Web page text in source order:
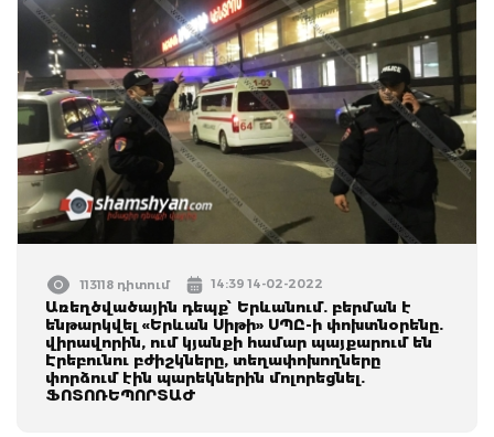
113118 դիտում 14:39 14-02-2022
Առեղծվածային դեպք՝ Երևանում. բերման է
ենթարկվել «Երևան Սիթի» ՍՊԸ-ի փոխտնօրենը.
վիրավորին, ում կյանքի համար պայքարում են
Էրեբունու բժիշկները, տեղափոխողները
փորձում էին պարեկներին մոլորեցնել.
ՖՈՏՈՌԵՊՈՐՏԱԺ